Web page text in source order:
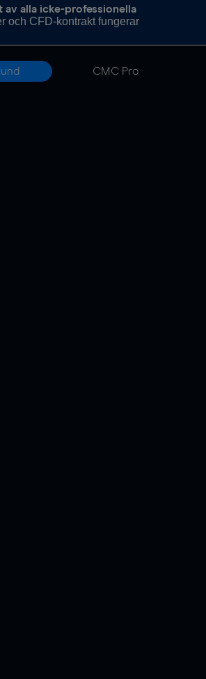
av alla icke-professionella
och CFD-kontrakt fungerar
CMC Pro